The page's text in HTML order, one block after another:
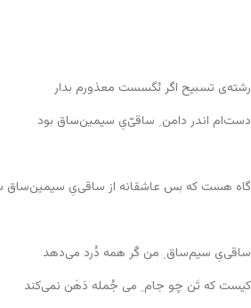
رشته‌ی تسبیح اگر بُگسست معذورم بدار
دست‌ام اندر دامن ِ ساقیّ‌یِ سیمین‌ساق بود
گاه هست که بس عاشقانه از ساقی‌یِ سیمین‌ساق
ساقی‌یِ سیم‌ساق ِ من گَر همه دُرد می‌دهد
کیست که تَن چو جام ِ می جُمله دَهَن نمی‌کند